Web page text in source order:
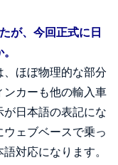
が、今回正式に日
、ほぼ物理的な部分
ンカーも他の輸入車
が日本語の表記にな
ェブベースで乗っ
対応になります。